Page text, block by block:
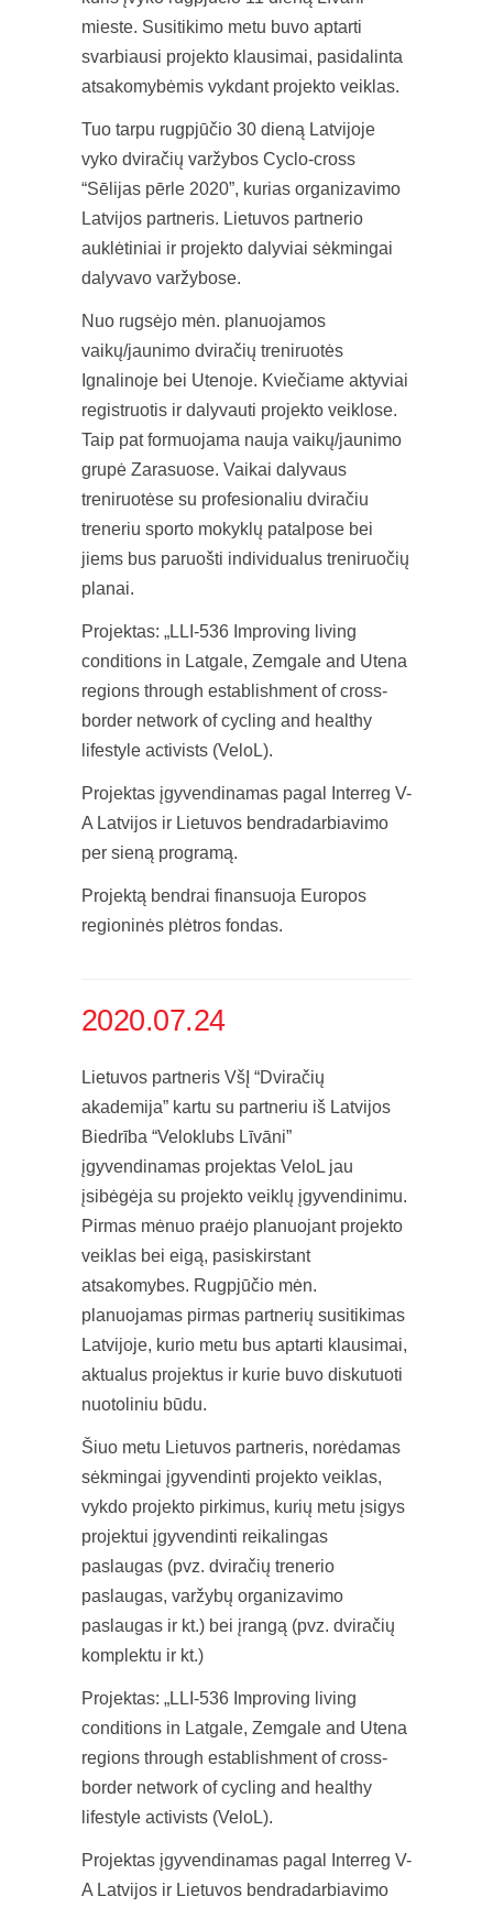
mieste. Susitikimo metu buvo aptarti
svarbiausi projekto klausimai, pasidalinta
atsakomybėmis vykdant projekto veiklas.
Tuo tarpu rugpjūčio 30 dieną Latvijoje
vyko dviračių varžybos Cyclo-cross
“Sēlijas pērle 2020”, kurias organizavimo
Latvijos partneris. Lietuvos partnerio
auklėtiniai ir projekto dalyviai sėkmingai
dalyvavo varžybose.
Nuo rugsėjo mėn. planuojamos
vaikų/jaunimo dviračių treniruotės
Ignalinoje bei Utenoje. Kviečiame aktyviai
registruotis ir dalyvauti projekto veiklose.
Taip pat formuojama nauja vaikų/jaunimo
grupė Zarasuose. Vaikai dalyvaus
treniruotėse su profesionaliu dviračiu
treneriu sporto mokyklų patalpose bei
jiems bus paruošti individualus treniruočių
planai.
Projektas: „LLI-536 Improving living
conditions in Latgale, Zemgale and Utena
regions through establishment of cross-
border network of cycling and healthy
lifestyle activists (VeloL).
Projektas įgyvendinamas pagal Interreg V-
A Latvijos ir Lietuvos bendradarbiavimo
per sieną programą.
Projektą bendrai finansuoja Europos
regioninės plėtros fondas.
2020.07.24
Lietuvos partneris VšĮ “Dviračių
akademija” kartu su partneriu iš Latvijos
Biedrība “Veloklubs Līvāni”
įgyvendinamas projektas VeloL jau
įsibėgėja su projekto veiklų įgyvendinimu.
Pirmas mėnuo praėjo planuojant projekto
veiklas bei eigą, pasiskirstant
atsakomybes. Rugpjūčio mėn.
planuojamas pirmas partnerių susitikimas
Latvijoje, kurio metu bus aptarti klausimai,
aktualus projektus ir kurie buvo diskutuoti
nuotoliniu būdu.
Šiuo metu Lietuvos partneris, norėdamas
sėkmingai įgyvendinti projekto veiklas,
vykdo projekto pirkimus, kurių metu įsigys
projektui įgyvendinti reikalingas
paslaugas (pvz. dviračių trenerio
paslaugas, varžybų organizavimo
paslaugas ir kt.) bei įrangą (pvz. dviračių
komplektu ir kt.)
Projektas: „LLI-536 Improving living
conditions in Latgale, Zemgale and Utena
regions through establishment of cross-
border network of cycling and healthy
lifestyle activists (VeloL).
Projektas įgyvendinamas pagal Interreg V-
A Latvijos ir Lietuvos bendradarbiavimo